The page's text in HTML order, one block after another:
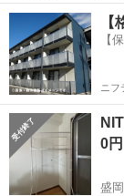
岩手 一関市
【
ニフ
0円
盛